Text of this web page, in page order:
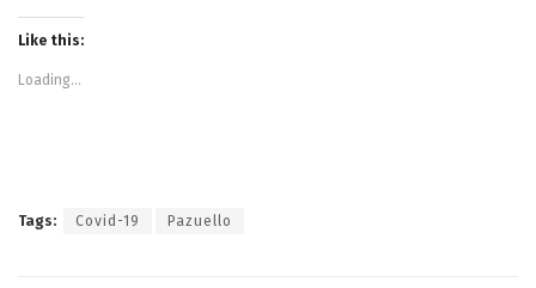
Like this:
Loading...
Tags: Covid-19 Pazuello